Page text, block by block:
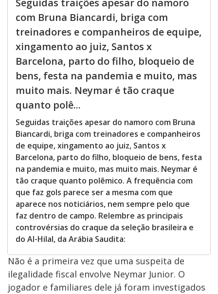
Seguidas traições apesar do namoro
com Bruna Biancardi, briga com
treinadores e companheiros de equipe,
xingamento ao juiz, Santos x
Barcelona, parto do filho, bloqueio de
bens, festa na pandemia e muito, mas
muito mais. Neymar é tão craque
quanto polê...
Seguidas traições apesar do namoro com Bruna
Biancardi, briga com treinadores e companheiros
de equipe, xingamento ao juiz, Santos x
Barcelona, parto do filho, bloqueio de bens, festa
na pandemia e muito, mas muito mais. Neymar é
tão craque quanto polêmico. A frequência com
que faz gols parece ser a mesma com que
aparece nos noticiários, nem sempre pelo que
faz dentro de campo. Relembre as principais
controvérsias do craque da seleção brasileira e
do Al-Hilal, da Arábia Saudita:
Não é a primeira vez que uma suspeita de
ilegalidade fiscal envolve Neymar Junior. O
jogador e familiares dele já foram investigados